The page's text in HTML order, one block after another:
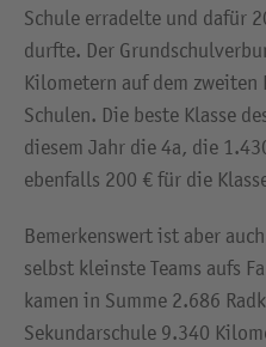
Schule erradelte und dafür
durfte. Der
Kilometern auf dem zweiten
Schulen. Die beste Klasse
diesem Jahr die 4a, die
ebenfalls 200 € für die
Bemerkenswert ist aber
selbst kleinste Teams aufs
kamen in Summe 2.686
Sekundarschule 9.340